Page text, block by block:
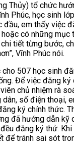
Thủy) tổ chức
Phúc, học sinh
đầu, em thấy việc
có những mục
tiết từng bước,
Vĩnh Phúc nói.
cho 507 học sinh
Để việc đăng ký
chủ nhiệm rà
số điện thoại,
ký chính thức.
đã hướng dẫn kỹ
đăng ký thử.
để tránh sai sót